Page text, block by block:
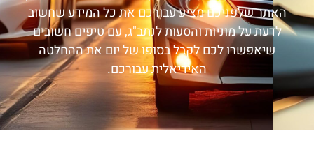
האתר שלפניכם מציע עבורכם את כל המידע שחשוב
לדעת על מוניות והסעות לנתב"ג, עם טיפים חשובים
שיאפשרו לכם לקבל בסופו של יום את ההחלטה
האידיאלית עבורכם.